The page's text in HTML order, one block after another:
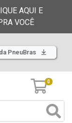
AQUI E
VOCÊ
PneuBras
0